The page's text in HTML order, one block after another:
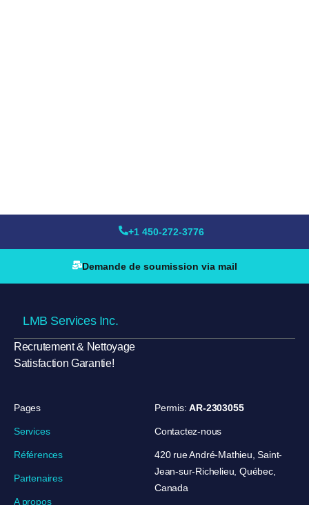
+1 450-272-3776
Demande de soumission via mail
LMB Services Inc.
Recrutement & Nettoyage
Satisfaction Garantie!
Pages
Services
Références
Partenaires
A propos
Permis:AR-2303055
Contactez-nous
420 rue André-Mathieu, Saint-
Jean-sur-Richelieu, Québec,
Canada